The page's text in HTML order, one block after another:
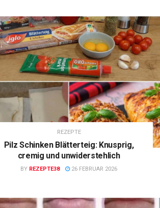
REZEPTE
Pilz Schinken Blätterteig: Knusprig,
cremig und unwiderstehlich
BY REZEPTE38 26 FEBRUAR 2026